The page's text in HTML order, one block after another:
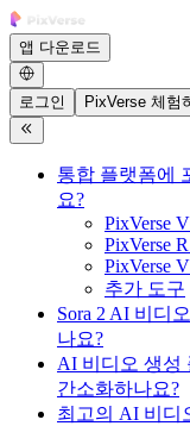
앱 다운로드
로그인 PixVerse 체험
통합 플랫폼에
요?
PixVerse
PixVerse
PixVerse
추가 도구
Sora 2 AI 비디
나요?
AI 비디오 생성
간소화하나요?
최고의 AI 비디